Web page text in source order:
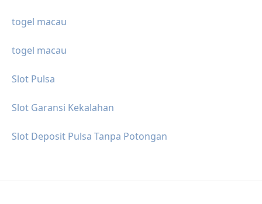
togel macau
togel macau
Slot Pulsa
Slot Garansi Kekalahan
Slot Deposit Pulsa Tanpa Potongan